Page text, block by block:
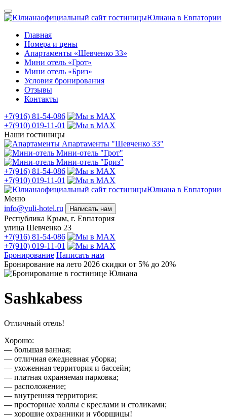
официальный сайт гостиницыЮлиана в Евпатории
Главная
Номера и цены
Апартаменты «Шевченко 33»
Мини отель «Грот»
Мини отель «Бриз»
Условия бронирования
Отзывы
Контакты
+7(916) 81-54-086
+7(910) 019-11-01
Наши гостиницы
Апартаменты "Шевченко 33"
Мини-отель "Грот"
Мини-отель "Бриз"
+7(916) 81-54-086
+7(910) 019-11-01
официальный сайт гостиницыЮлиана в Евпатории
Меню
info@yuli-hotel.ru
Написать нам
Республика Крым, г. Евпатория
улица Шевченко 23
+7(916) 81-54-086
+7(910) 019-11-01
Бронирование Написать нам
Бронирование на лето 2026 скидки от 5% до 20%
Sashkabess
Отличный отель!
Хорошо:
— большая ванная;
— отличная ежедневная уборка;
— ухоженная территория и бассейн;
— платная охраняемая парковка;
— расположение;
— внутренняя территория;
— просторные холлы с креслами и столиками;
— хорошие охранники и уборщицы!